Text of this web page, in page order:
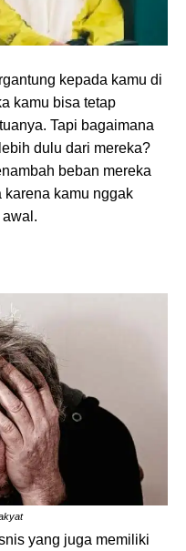
kepada kamu di
kamu bisa tetap
Tapi bagaimana
dulu dari mereka?
beban mereka
karena kamu nggak
yang juga memiliki